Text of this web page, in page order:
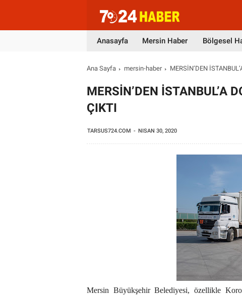
Anasayfa Mersin Haber Bölgesel
Ana Sayfa mersin-haber MERSİN’DEN
MERSİN’DEN İSTANBUL’A
ÇIKTI
TARSUS724.COM NISAN 30, 2020
Mersin Büyükşehir Belediyesi, özellikle